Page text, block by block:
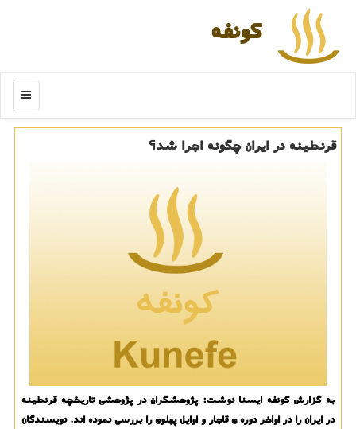
كونفه
منو
قرنطینه در ایران چگونه اجرا شد؟
به گزارش كونفه ایسنا نوشت: پژوهشگران در پژوهشی تاریخچه قرنطینه
در ایران را در اواخر دوره ی قاجار و اوایل پهلوی را بررسی نموده اند. نویسندگان